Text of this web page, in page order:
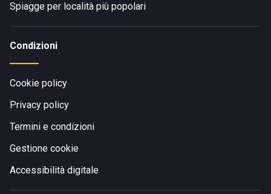
Spiagge per località più popolari
Condizioni
Cookie policy
Privacy policy
Termini e condizioni
Gestione cookie
Accessibilità digitale